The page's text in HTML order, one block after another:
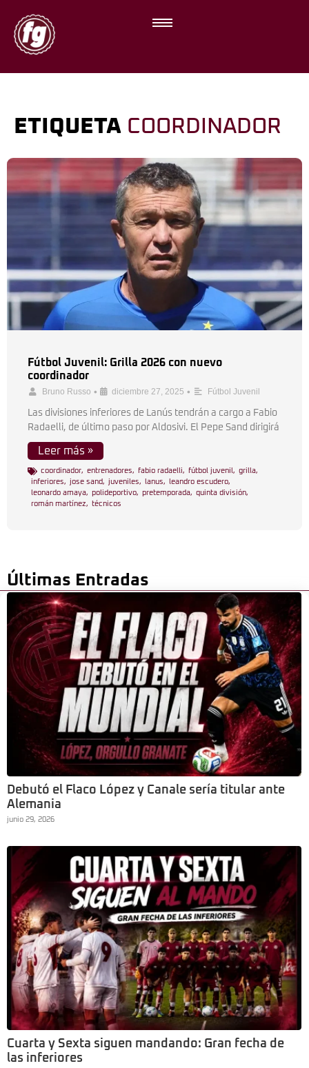
ETIQUETA COORDINADOR
Fútbol Juvenil: Grilla 2026 con nuevo
coordinador
Bruno Russo • diciembre 27, 2025 • Fútbol Juvenil
Las divisiones inferiores de Lanús tendrán a cargo a Fabio
Radaelli, de último paso por Aldosivi. El Pepe Sand dirigirá
Leer más »
coordinador, entrenadores, fabio radaelli, fútbol juvenil , grilla,
inferiores, jose sand, juveniles, lanus, leandro escudero,
leonardo amaya, polideportivo, pretemporada, quinta división,
román martínez, técnicos
Últimas Entradas
Debutó el Flaco López y Canale sería titular ante
Alemania
junio 29, 2026
Cuarta y Sexta siguen mandando: Gran fecha de
las inferiores